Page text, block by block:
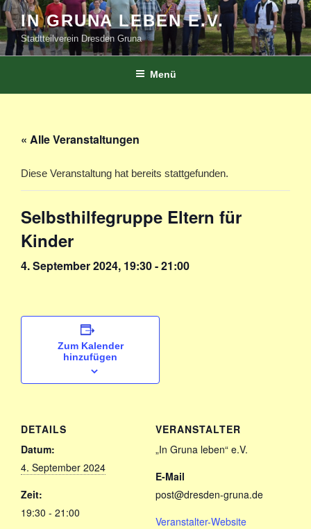
Zum
Inhalt
springen
IN GRUNA LEBEN E.V.
Stadtteilverein Dresden Gruna
Menü
« Alle Veranstaltungen
Diese Veranstaltung hat bereits stattgefunden.
Selbsthilfegruppe Eltern für
Kinder
4. September 2024, 19:30-21:00
Zum Kalender
hinzufügen
DETAILS
Datum:
4. September 2024
Zeit:
19:30 - 21:00
VERANSTALTER
„In Gruna leben“ e.V.
E-Mail
post@dresden-gruna.de
Veranstalter-Website